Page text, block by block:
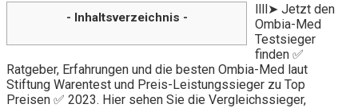
- Inhaltsverzeichnis -
llll➤ Jetzt den
Ombia-Med
Testsieger
finden ✅
Ratgeber, Erfahrungen und die besten Ombia-Med laut
Stiftung Warentest und Preis-Leistungssieger zu Top
Preisen ✅ 2023. Hier sehen Sie die Vergleichssieger,